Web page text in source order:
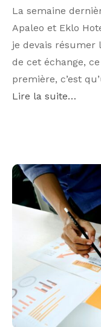
La semaine
Apaleo et Eklo
je devais résumer
de cet échange,
première, c’est
Lire la suite…